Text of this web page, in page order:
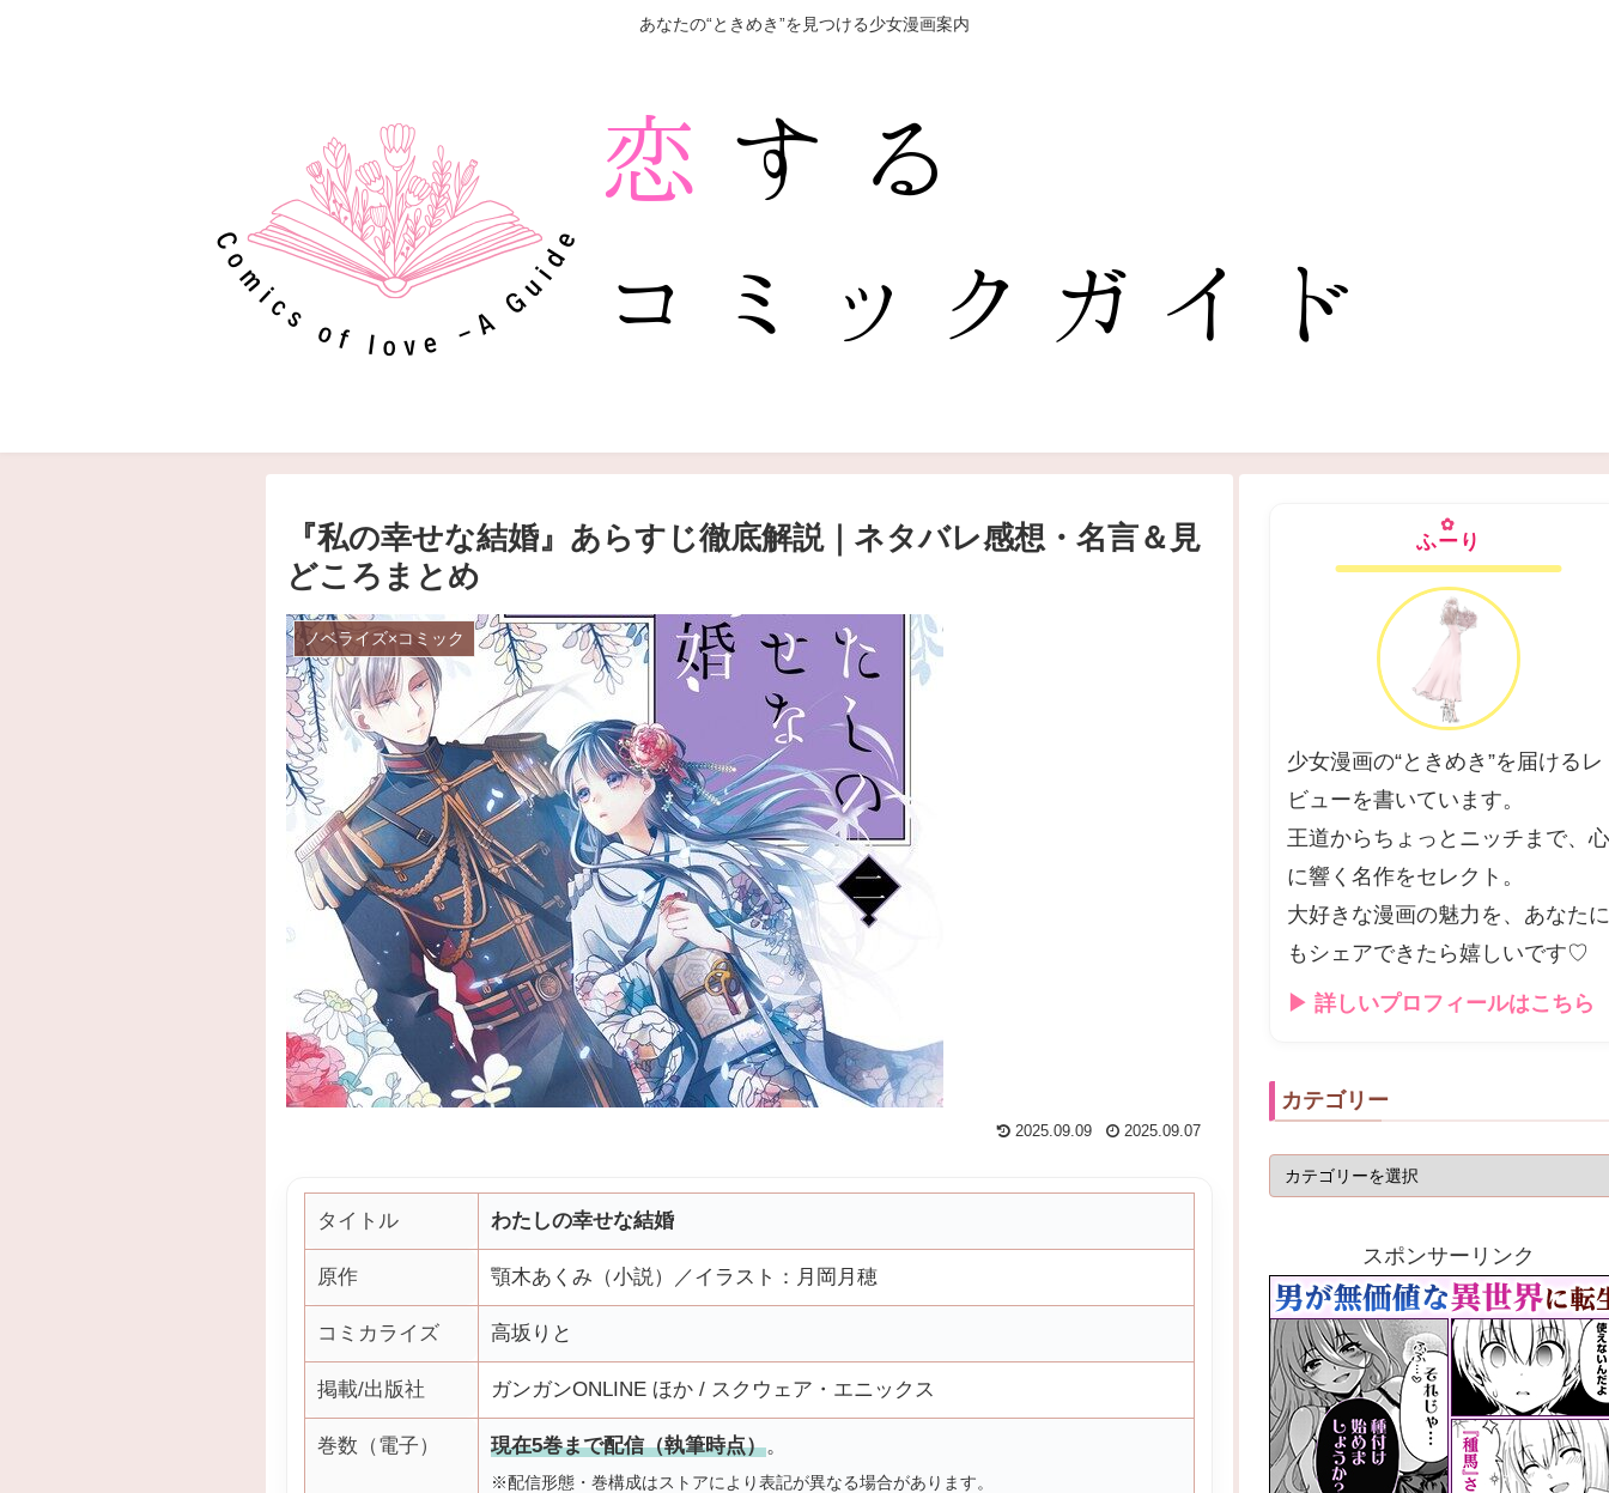
あなたの“ときめき”を見つける少女漫画案内
『私の幸せな結婚』あらすじ徹底解説｜ネタバレ感想・名言＆見
どころまとめ
ノベライズ×コミック
2025.09.09 2025.09.07
タイトル わたしの幸せな結婚
原作 顎木あくみ（小説）／イラスト：月岡月穂
コミカライズ 高坂りと
掲載/出版社 ガンガンONLINE ほか / スクウェア・エニックス
巻数（電子） 現在5巻まで配信（執筆時点）。
※配信形態・巻構成はストアにより表記が異なる場合があります。
ふーり
少女漫画の“ときめき”を届けるレ
ビューを書いています。
王道からちょっとニッチまで、心
に響く名作をセレクト。
大好きな漫画の魅力を、あなたに
もシェアできたら嬉しいです♡
▶ 詳しいプロフィールはこちら
カテゴリー
スポンサーリンク